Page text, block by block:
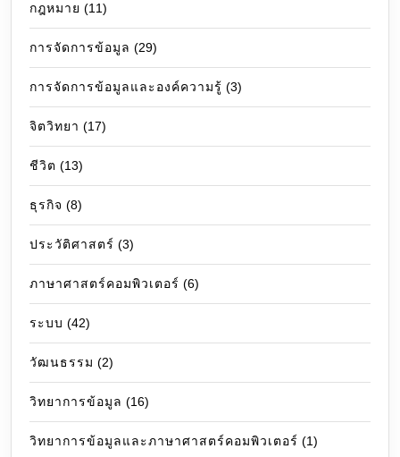
กฎหมาย (11)
การจัดการข้อมูล (29)
การจัดการข้อมูลและองค์ความรู้ (3)
จิตวิทยา (17)
ชีวิต (13)
ธุรกิจ (8)
ประวัติศาสตร์ (3)
ภาษาศาสตร์คอมพิวเตอร์ (6)
ระบบ (42)
วัฒนธรรม (2)
วิทยาการข้อมูล (16)
วิทยาการข้อมูลและภาษาศาสตร์คอมพิวเตอร์ (1)